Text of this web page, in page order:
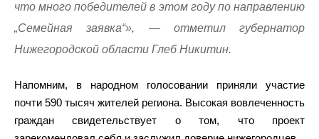
что много победителей в этом году по направлению
„Семейная заявка“», — отметил губернатор
Нижегородской области Глеб Никитин.
Напомним, в народном голосовании приняли участие
почти 590 тысяч жителей региона. Высокая вовлеченность
граждан свидетельствует о том, что проект